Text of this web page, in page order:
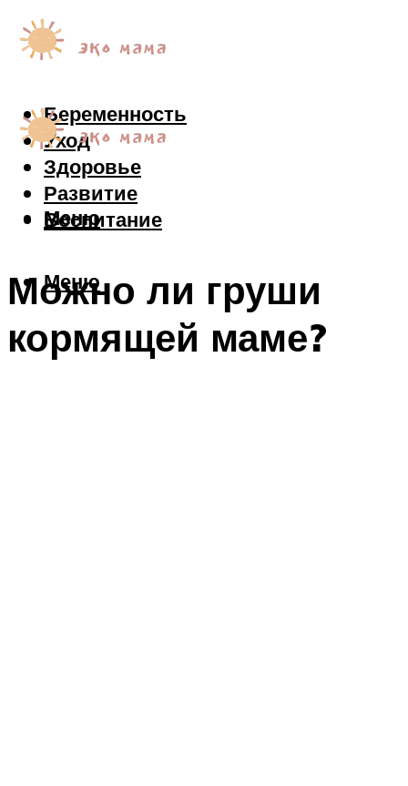
Беременность
Уход
Здоровье
Развитие
Воспитание
Меню
Меню
Можно ли груши
кормящей маме?